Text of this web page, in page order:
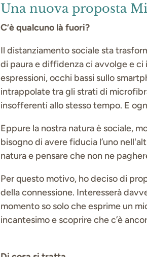
Una nuova proposta
C’è qualcuno là fuori?
Il distanziamento sociale sta
di paura e diffidenza ci avvolge e ci
espressioni, occhi bassi sullo
intrappolate tra gli strati di
insofferenti allo stesso tempo. E
Eppure la nostra natura è sociale,
bisogno di avere fiducia l’uno
natura e pensare che non ne
Per questo motivo, ho deciso di
della connessione. Interesserà
momento so solo che esprime un
incantesimo e scoprire che c’è